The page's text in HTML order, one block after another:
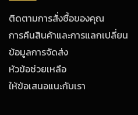
ติดตามการสั่งซื้อของคุณ
การคืนสินค้าและการแลกเปลี่ยน
ข้อมูลการจัดส่ง
หัวข้อช่วยเหลือ
ให้ข้อเสนอแนะกับเรา